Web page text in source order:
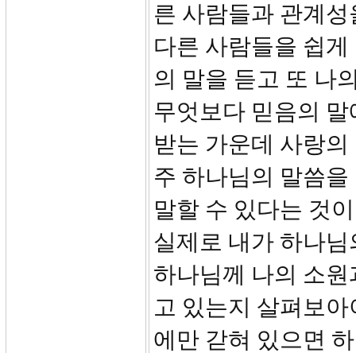
른 사람들과 관계
다른 사람들을 쉽
의 말을 듣고 또 나
무엇보다 믿음의
받는 가운데 사랑
주 하나님의 말씀
말할 수 있다는 것
실제로 내가 하나
하나님께 나의 소
고 있는지 살펴보
에만 갇혀 있으면